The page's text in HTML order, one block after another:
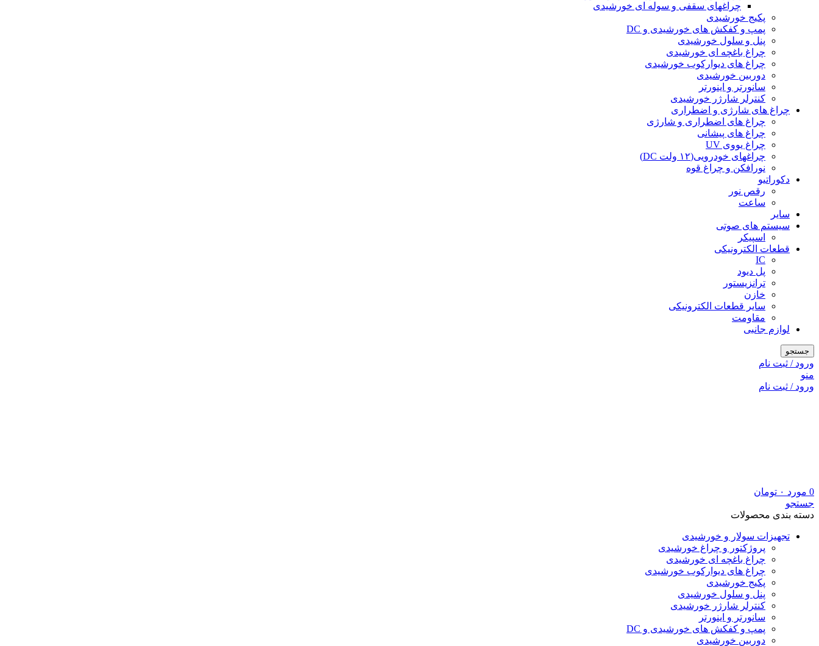
چراغهای سقفی و سوله ای خورشیدی
پکیج خورشیدی
پمپ و کفکش های خورشیدی و DC
پنل و سلول خورشیدی
چراغ باغچه ای خورشیدی
چراغ های دیوارکوب خورشیدی
دوربین خورشیدی
سانورتر و اینورتر
کنترلر شارژر خورشیدی
چراغ های شارژی و اضطراری
چراغ های اضطراری و شارژی
چراغ های پیشانی
چراغ یووی UV
چراغهای خودرویی(۱۲ ولت DC)
نورافکن و چراغ قوه
دکوراتیو
رقص نور
ساعت
سایر
سیستم های صوتی
اسپیکر
قطعات الکترونیکی
IC
پل دیود
ترانزیستور
خازن
سایر قطعات الکترونیکی
مقاومت
لوازم جانبی
جستجو
ورود / ثبت نام
منو
ورود / ثبت نام
0 مورد ۰ تومان
جستجو
دسته بندی محصولات
تجهیزات سولار و خورشیدی
پروژکتور و چراغ خورشیدی
چراغ باغچه ای خورشیدی
چراغ های دیوارکوب خورشیدی
پکیج خورشیدی
پنل و سلول خورشیدی
کنترلر شارژر خورشیدی
سانورتر و اینورتر
پمپ و کفکش های خورشیدی و DC
دوربین خورشیدی